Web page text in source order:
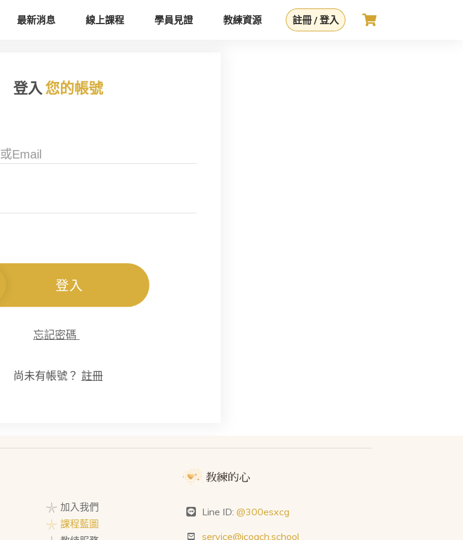
最新消息 線上課程 學員見證 教練資源 註冊 / 登入
登入您的帳號
登入
忘記密碼
尚未有帳號？ 註冊
𓇼 加入我們
𓇼 課程藍圖
Line ID:@300esxcg
service@icoach.school